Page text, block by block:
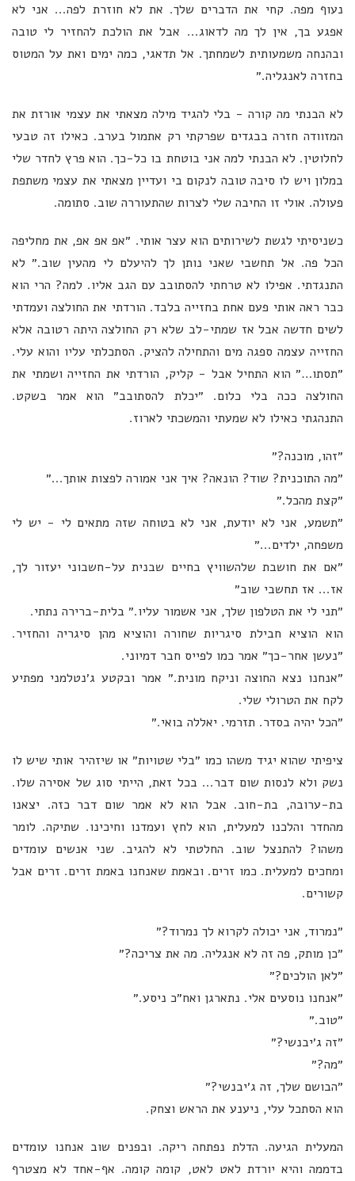
נעוף מפה. קחי את הדברים שלך. את לא חוזרת לפה... אני לא
אפגע בך, אין לך מה לדאוג... אבל את הולכת להחזיר לי טובה
ובהנחה משמעותית לשמחתך. אל תדאגי, כמה ימים ואת על המטוס
בחזרה לאנגליה.״
לא הבנתי מה קורה - בלי להגיד מילה מצאתי את עצמי אורזת את
המזוודה חזרה בבגדים שפרקתי רק אתמול בערב. כאילו זה טבעי
לחלוטין. לא הבנתי למה אני בוטחת בו כל-כך. הוא פרץ לחדר שלי
במלון ויש לו סיבה טובה לנקום בי ועדיין מצאתי את עצמי משתפת
פעולה. אולי זו החיבה שלי לצרות שהתעוררה שוב. סתומה.
כשניסיתי לגשת לשירותים הוא עצר אותי. ״אפ אפ אפ, את מחליפה
הכל פה. אל תחשבי שאני נותן לך להיעלם לי מהעין שוב.״ לא
התנגדתי. אפילו לא טרחתי להסתובב עם הגב אליו. למה? הרי הוא
כבר ראה אותי פעם אחת בחזייה בלבד. הורדתי את החולצה ועמדתי
לשים חדשה אבל אז שמתי-לב שלא רק החולצה היתה רטובה אלא
החזייה עצמה ספגה מים והתחילה להציק. הסתכלתי עליו והוא עלי.
״תסתו…״ הוא התחיל אבל - קליק, הורדתי את החזייה ושמתי את
החולצה ככה בלי כלום. ״יכלת להסתובב״ הוא אמר בשקט.
התנהגתי כאילו לא שמעתי והמשכתי לארוז.
״זהו, מוכנה?״
״מה התוכנית? שוד? הונאה? איך אני אמורה לפצות אותך...״
״קצת מהכל.״
״תשמע, אני לא יודעת, אני לא בטוחה שזה מתאים לי - יש לי
משפחה, ילדים...״
״אם את חושבת שלהשוויץ בחיים שבנית על-חשבוני יעזור לך,
אז... אז תחשבי שוב״
״תני לי את הטלפון שלך, אני אשמור עליו.״ בלית-ברירה נתתי.
הוא הוציא חבילת סיגריות שחורה והוציא מהן סיגריה והחזיר.
״נעשן אחר-כך״ אמר כמו לפייס חבר דמיוני.
״אנחנו נצא החוצה וניקח מונית.״ אמר ובקטע ג׳נטלמני מפתיע
לקח את הטרולי שלי.
״הכל יהיה בסדר. תזרמי. יאללה בואי.״
ציפיתי שהוא יגיד משהו כמו ״בלי שטויות״ או שיזהיר אותי שיש לו
נשק ולא לנסות שום דבר... בכל זאת, הייתי סוג של אסירה שלו.
בת-ערובה, בת-חוב. אבל הוא לא אמר שום דבר כזה. יצאנו
מהחדר והלכנו למעלית, הוא לחץ ועמדנו וחיכינו. שתיקה. לומר
משהו? להתנצל שוב. החלטתי לא להגיב. שני אנשים עומדים
ומחכים למעלית. כמו זרים. ובאמת שאנחנו באמת זרים. זרים אבל
קשורים.
״נמרוד, אני יכולה לקרוא לך נמרוד?״
״כן מותק, פה זה לא אנגליה. מה את צריכה?״
״לאן הולכים?״
״אנחנו נוסעים אלי. נתארגן ואח״כ ניסע.״
״טוב.״
״זה ג׳יבנשי?״
״מה?״
״הבושם שלך, זה ג׳יבנשי?״
הוא הסתכל עלי, ניענע את הראש וצחק.
המעלית הגיעה. הדלת נפתחה ריקה. ובפנים שוב אנחנו עומדים
בדממה והיא יורדת לאט לאט, קומה קומה. אף-אחד לא מצטרף